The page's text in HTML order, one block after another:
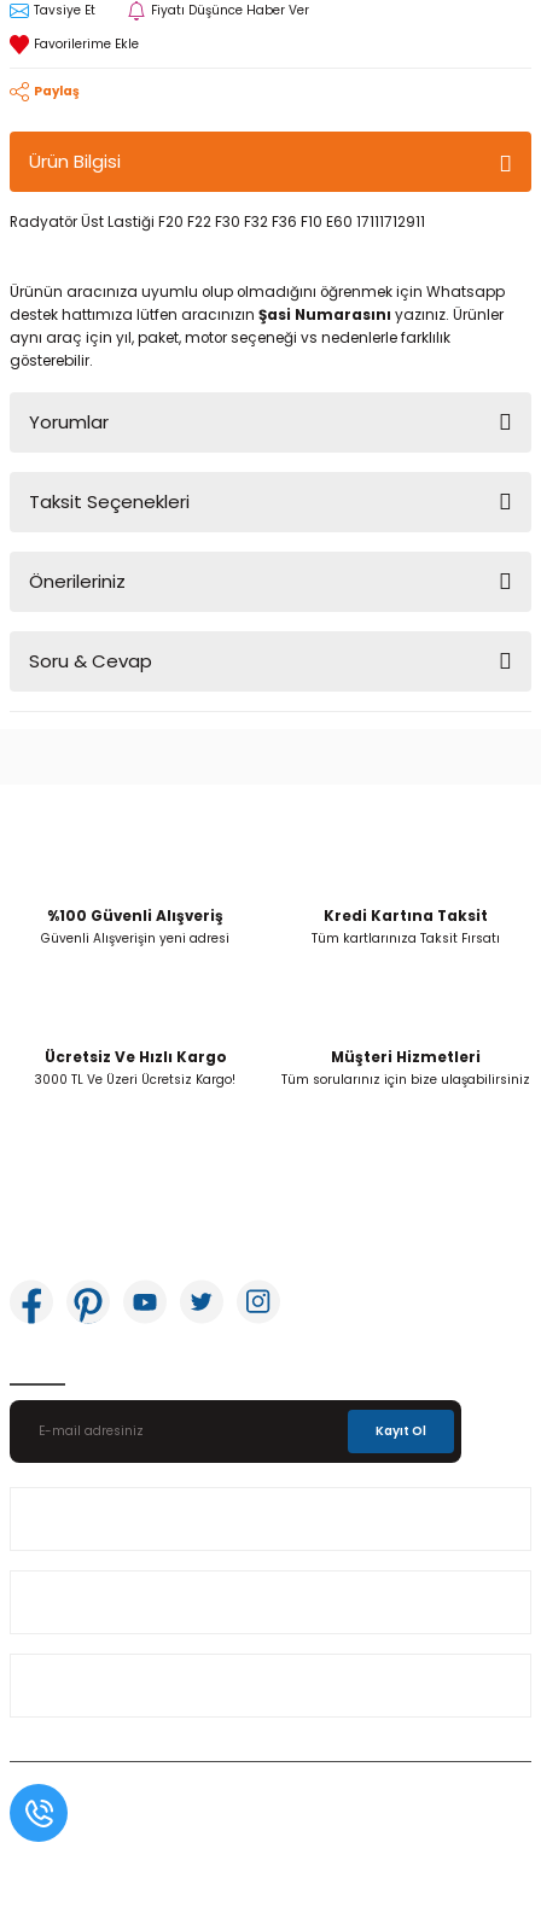
Tavsiye Et Fiyatı Düşünce Haber Ver
Paylaş
Ürün Bilgisi
Radyatör Üst Lastiği F20 F22 F30 F32 F36 F10 E60 17111712911
Ürünün aracınıza uyumlu olup olmadığını öğrenmek için Whatsapp
destek hattımıza lütfen aracınızın Şasi Numarasını yazınız. Ürünler
aynı araç için yıl, paket, motor seçeneği vs nedenlerle farklılık
gösterebilir.
Yorumlar
Taksit Seçenekleri
Önerileriniz
konularda yetersiz gördüğünüz noktaları öneri formunu kullanarak
Bu ürüne benzer farklı alternatifler olmalı.
Gönder
Soru & Cevap
%100 Güvenli Alışveriş
Güvenli Alışverişin yeni adresi
Kredi Kartına Taksit
Tüm kartlarınıza Taksit Fırsatı
Ücretsiz Ve Hızlı Kargo
3000 TL Ve Üzeri Ücretsiz Kargo!
Müşteri Hizmetleri
Tüm sorularınız için bize ulaşabilirsiniz
Kayıt Ol